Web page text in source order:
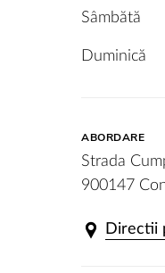
Sâmbătă
Duminică
ABORDARE
Strada
900147
Directii